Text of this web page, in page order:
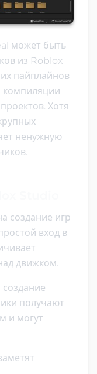
может быть
из Roblox
пайплайнов
компиляции
Хотя
ненужную
создание игр
вход в
движком.
получают
и могут